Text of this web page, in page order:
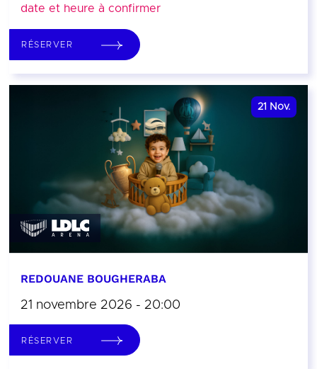
date et heure à confirmer
RÉSERVER
21 Nov.
REDOUANE BOUGHERABA
21 novembre 2026 - 20:00
RÉSERVER